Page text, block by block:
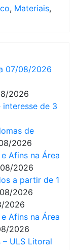
, Materiais,
07/08/2026
2026
de 3
de
2026
Afins na Área
2026
a partir de 1
2026
2026
Afins na Área
2026
ULS Litoral